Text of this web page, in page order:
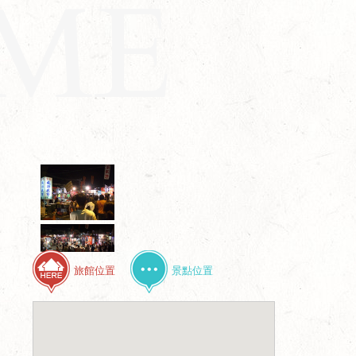
旅館位置 景點位置